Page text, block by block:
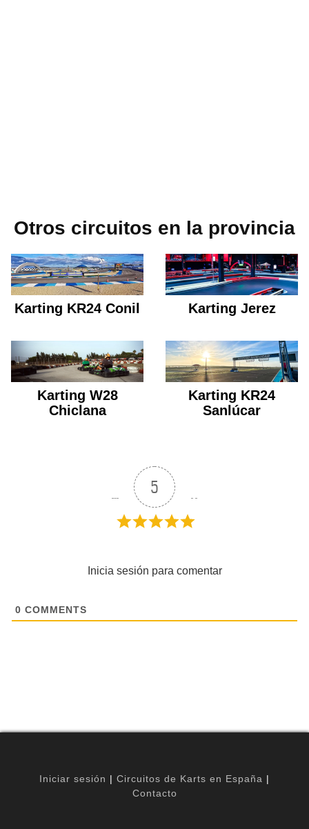
Otros circuitos en la provincia
Karting KR24 Conil Karting Jerez
Karting W28
Chiclana
Karting KR24
Sanlúcar
5
Inicia sesión para comentar
0 COMMENTS
Iniciar sesión | Circuitos de Karts en España |
Contacto